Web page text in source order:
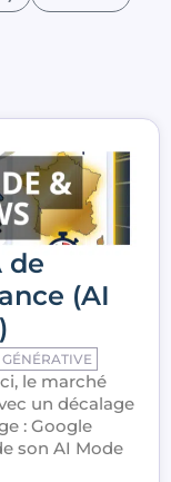
de
(AI
le marché
un décalage
: Google
son AI Mode